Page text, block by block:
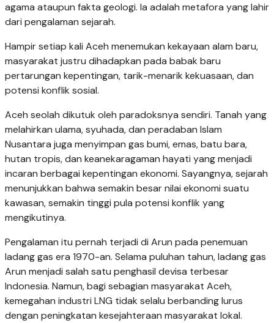
agama ataupun fakta geologi. Ia adalah metafora yang lahir
dari pengalaman sejarah.
Hampir setiap kali Aceh menemukan kekayaan alam baru,
masyarakat justru dihadapkan pada babak baru
pertarungan kepentingan, tarik-menarik kekuasaan, dan
potensi konflik sosial.
Aceh seolah dikutuk oleh paradoksnya sendiri. Tanah yang
melahirkan ulama, syuhada, dan peradaban Islam
Nusantara juga menyimpan gas bumi, emas, batu bara,
hutan tropis, dan keanekaragaman hayati yang menjadi
incaran berbagai kepentingan ekonomi. Sayangnya, sejarah
menunjukkan bahwa semakin besar nilai ekonomi suatu
kawasan, semakin tinggi pula potensi konflik yang
mengikutinya.
Pengalaman itu pernah terjadi di Arun pada penemuan
ladang gas era 1970-an. Selama puluhan tahun, ladang gas
Arun menjadi salah satu penghasil devisa terbesar
Indonesia. Namun, bagi sebagian masyarakat Aceh,
kemegahan industri LNG tidak selalu berbanding lurus
dengan peningkatan kesejahteraan masyarakat lokal.